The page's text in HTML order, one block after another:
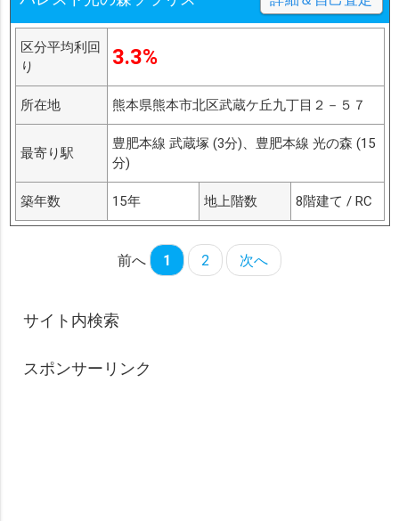
区分平均利回
り
3.3%
所在地 熊本県熊本市北区武蔵ケ丘九丁目２－５７
最寄り駅
豊肥本線 武蔵塚 (3分)、豊肥本線 光の森 (15
分)
築年数 15年 地上階数 8階建て / RC
前へ 1 2 次へ
サイト内検索
スポンサーリンク